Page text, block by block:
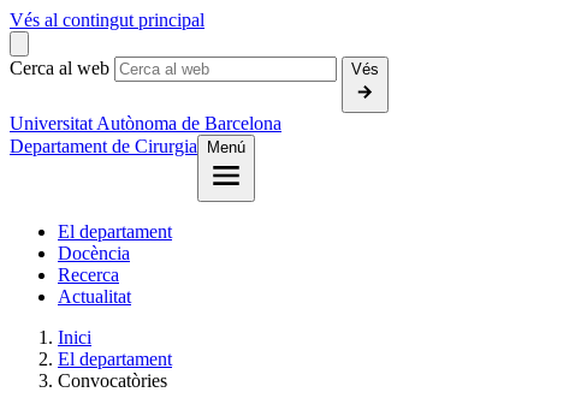
Vés al contingut principal
Cerca al web Vés
Universitat Autònoma de Barcelona
Departament de Cirurgia
Menú
El departament
Docència
Recerca
Actualitat
Inici
El departament
Convocatòries